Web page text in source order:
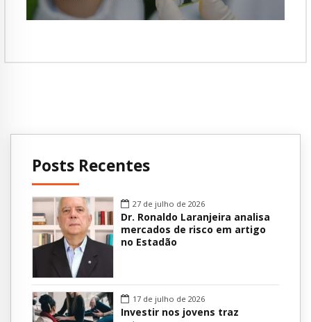
Posts Recentes
27 de julho de 2026
Dr. Ronaldo Laranjeira analisa
mercados de risco em artigo
no Estadão
17 de julho de 2026
Investir nos jovens traz